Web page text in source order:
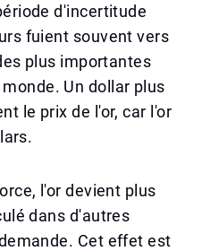
d'incertitude
fuient souvent vers
plus importantes
Un dollar plus
le prix de l'or, car l'or
l'or devient plus
dans d'autres
Cet effet est